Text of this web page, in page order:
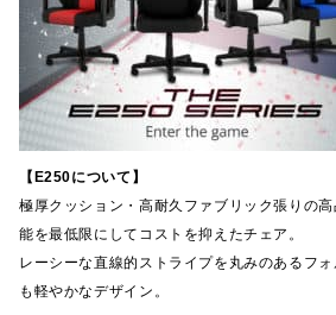
【E250について】
極厚クッション・高耐久ファブリック張りの
能を最低限にしてコストを抑えたチェア。
レーシーな直線的ストライプを丸みのあるフ
も軽やかなデザイン。